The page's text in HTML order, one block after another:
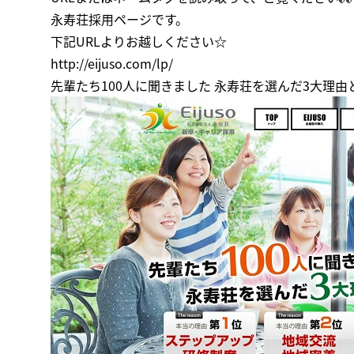
永寿荘採用ページです。
下記URLよりお越しください☆
http://eijuso.com/lp/
先輩たち100人に聞きました 永寿荘を選んだ3大理由